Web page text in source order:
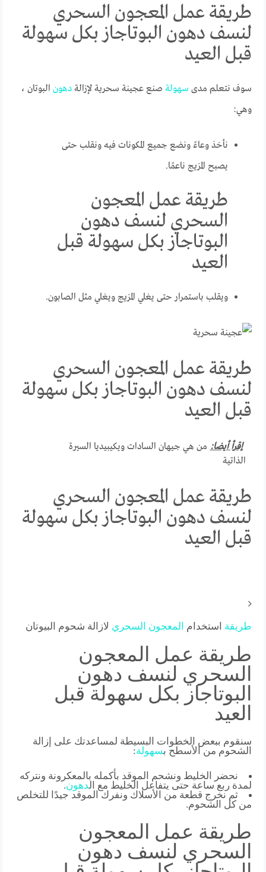
طريقة عمل المعجون السحري
لنسف دهون البوتاجاز بكل سهولة
قبل العيد
سوف نتعلم مدى سهولة صنع عجينة سحرية لإزالةدهون البوتان ،
وهي:
نأخذ وعاءً ونضع جميع المكونات فيه ونقلب حتى
يصبح المزيج ناعمًا.
طريقة عمل المعجون
السحري لنسف دهون
البوتاجاز بكل سهولة قبل
العيد
ويقلب باستمرار حتى يغلي المزيج ويغلي مثل الصابون.
طريقة عمل المعجون السحري
لنسف دهون البوتاجاز بكل سهولة
قبل العيد
إقرأ أيضا: من هي جيهان السادات ويكيبيديا السيرة
الذاتية
طريقة عمل المعجون السحري
لنسف دهون البوتاجاز بكل سهولة
قبل العيد
طريقة استخدام المعجون السحري لازالة شحوم البيوتان
طريقة عمل المعجون
السحري لنسف دهون
البوتاجاز بكل سهولة قبل
العيد
سنقوم ببعض الخطوات البسيطة لمساعدتك على إزالة
الشحوم من الأسطح بسهولة:
نحضر الخليط ونشحم الموقد بأكمله بالمعكرونة ونتركه
لمدة ربع ساعة حتى يتفاعل الخليط مع ال دهون
ثم نخرج قطعة من الأسلاك ونفرك الموقد جيدًا للتخلص
من كل الشحوم.
طريقة عمل المعجون
السحري لنسف دهون